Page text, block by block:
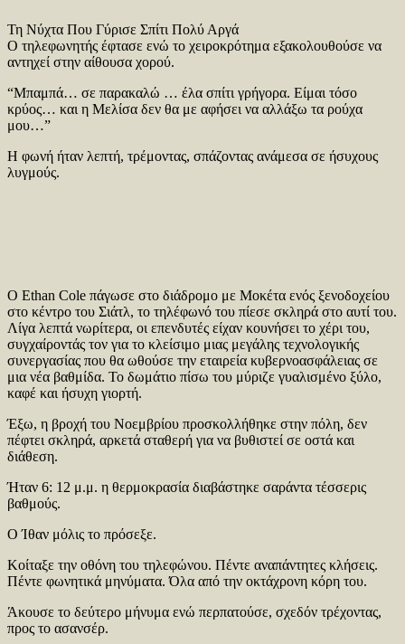
Τη Νύχτα Που Γύρισε Σπίτι Πολύ Αργά
Ο τηλεφωνητής έφτασε ενώ το χειροκρότημα εξακολουθούσε να
αντηχεί στην αίθουσα χορού.
“Μπαμπά… σε παρακαλώ … έλα σπίτι γρήγορα. Είμαι τόσο
κρύος… και η Μελίσα δεν θα με αφήσει να αλλάξω τα ρούχα
μου…”
Η φωνή ήταν λεπτή, τρέμοντας, σπάζοντας ανάμεσα σε ήσυχους
λυγμούς.
Ο Ethan Cole πάγωσε στο διάδρομο με Μοκέτα ενός ξενοδοχείου
στο κέντρο του Σιάτλ, το τηλέφωνό του πίεσε σκληρά στο αυτί του.
Λίγα λεπτά νωρίτερα, οι επενδυτές είχαν κουνήσει το χέρι του,
συγχαίροντάς τον για το κλείσιμο μιας μεγάλης τεχνολογικής
συνεργασίας που θα ωθούσε την εταιρεία κυβερνοασφάλειας σε
μια νέα βαθμίδα. Το δωμάτιο πίσω του μύριζε γυαλισμένο ξύλο,
καφέ και ήσυχη γιορτή.
Έξω, η βροχή του Νοεμβρίου προσκολλήθηκε στην πόλη, δεν
πέφτει σκληρά, αρκετά σταθερή για να βυθιστεί σε οστά και
διάθεση.
Ήταν 6: 12 μ.μ. η θερμοκρασία διαβάστηκε σαράντα τέσσερις
βαθμούς.
Ο Ίθαν μόλις το πρόσεξε.
Κοίταξε την οθόνη του τηλεφώνου. Πέντε αναπάντητες κλήσεις.
Πέντε φωνητικά μηνύματα. Όλα από την οκτάχρονη κόρη του.
Άκουσε το δεύτερο μήνυμα ενώ περπατούσε, σχεδόν τρέχοντας,
προς το ασανσέρ.